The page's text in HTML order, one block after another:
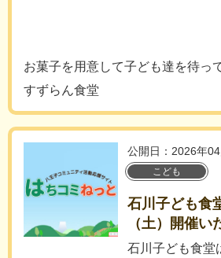
お菓子を用意して子ども達を待っ
すずらん食堂
公開日：2026年
こども
石川子ども食
（土）開催い
石川子ども食堂